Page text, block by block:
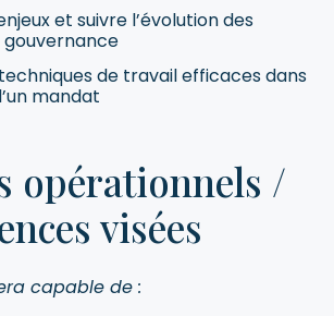
et suivre l’évolution des
de travail efficaces dans
mandat
opérationnels /
visées
capable de :